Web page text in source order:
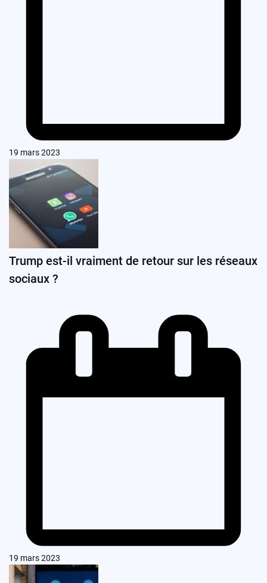
19 mars 2023
Trump est-il vraiment de retour sur les réseaux
sociaux ?
19 mars 2023